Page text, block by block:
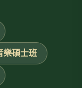
樂碩士班